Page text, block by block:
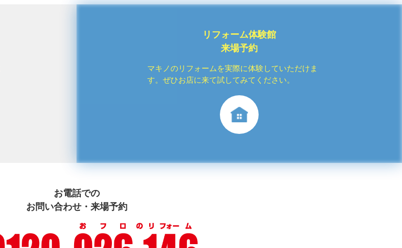
リフォーム体験館
来場予約
マキノのリフォームを実際に体験していただけま
す。ぜひお店に来て試してみてください。
お電話での
お問い合わせ・来場予約